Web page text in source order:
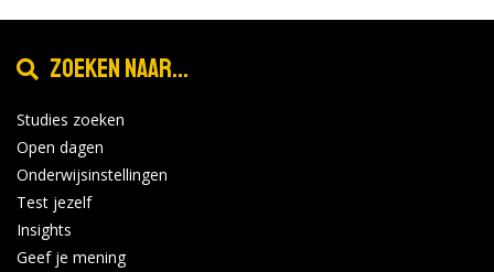
Zoeken naar...
Studies zoeken
Open dagen
Onderwijsinstellingen
Test jezelf
Insights
Geef je mening